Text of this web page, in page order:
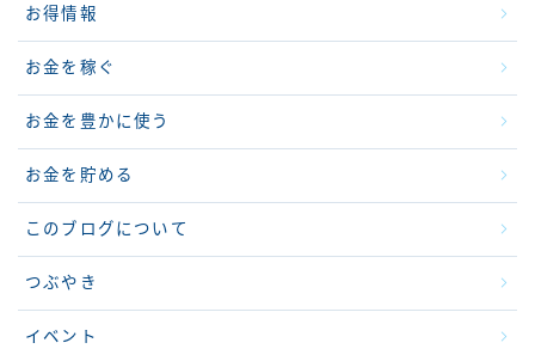
お得情報
お金を稼ぐ
お金を豊かに使う
お金を貯める
このブログについて
つぶやき
イベント